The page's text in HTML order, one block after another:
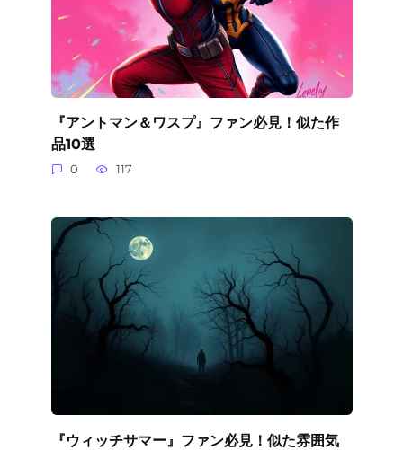
『アントマン＆ワスプ』ファン必見！似た作
品10選
0 117
『ウィッチサマー』ファン必見！似た雰囲気